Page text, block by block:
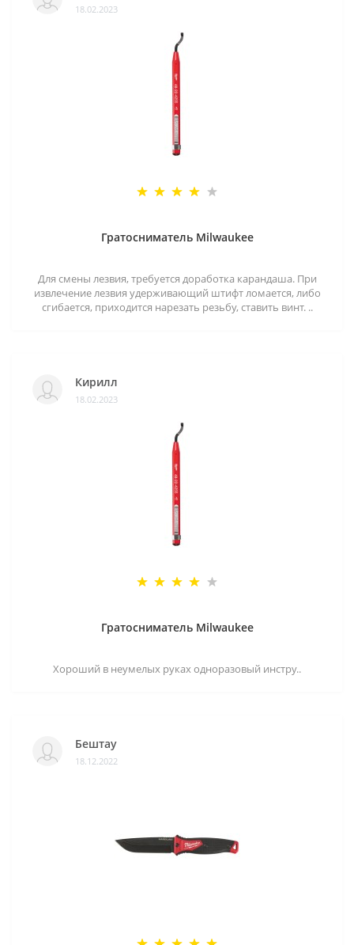
18.02.2023
Гратосниматель Milwaukee
Для смены лезвия, требуется доработка карандаша. При
извлечение лезвия удерживающий штифт ломается, либо
сгибается, приходится нарезать резьбу, ставить винт. ..
Кирилл
18.02.2023
Гратосниматель Milwaukee
Хороший в неумелых руках одноразовый инстру..
Бештау
18.12.2022